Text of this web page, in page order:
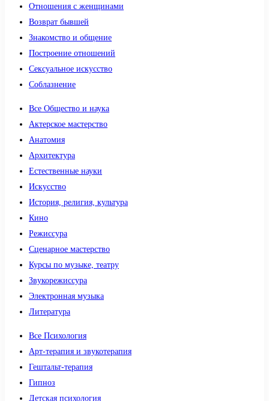
Отношения с женщинами
Возврат бывшей
Знакомство и общение
Построение отношений
Сексуальное искусство
Соблазнение
Все Общество и наука
Актерское мастерство
Анатомия
Архитектура
Естественные науки
Искусство
История, религия, культура
Кино
Режиссура
Сценарное мастерство
Курсы по музыке, театру
Звукорежиссура
Электронная музыка
Литература
Все Психология
Арт-терапия и звукотерапия
Гештальт-терапия
Гипноз
Детская психология